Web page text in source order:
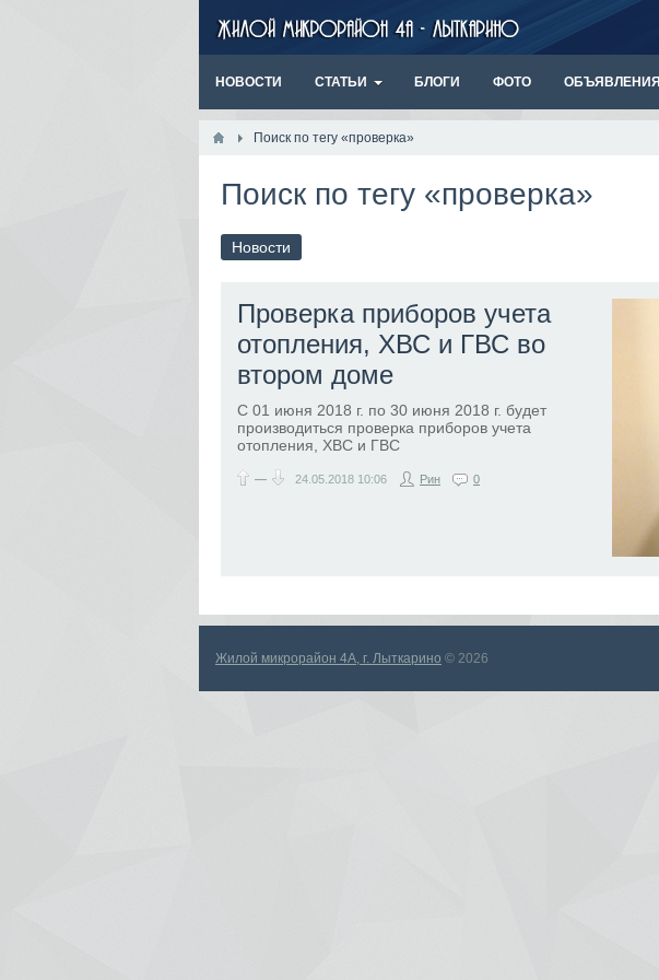
НОВОСТИ СТАТЬИ БЛОГИ ФОТО ОБЪЯВЛЕНИЯ
Поиск по тегу «проверка»
Поиск по тегу «проверка»
Новости
Проверка приборов учета
отопления, ХВС и ГВС во
втором доме
С 01 июня 2018 г. по 30 июня 2018 г. будет
производиться проверка приборов учета
отопления, ХВС и ГВС
— 24.05.2018 10:06 Рин 0
Жилой микрорайон 4А, г. Лыткарино © 2026